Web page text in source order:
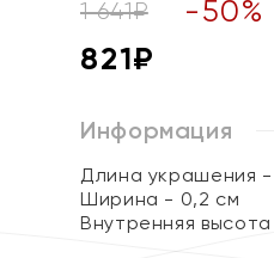
1 641₽ -50%
821₽
Информация
Длина украшения -
Ширина - 0,2 см
Внутренняя